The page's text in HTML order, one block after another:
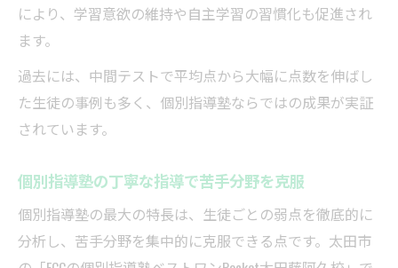
により、学習意欲の維持や自主学習の習慣化も促進され
ます。
過去には、中間テストで平均点から大幅に点数を伸ばし
た生徒の事例も多く、個別指導塾ならではの成果が実証
されています。
個別指導塾の丁寧な指導で苦手分野を克服
個別指導塾の最大の特長は、生徒ごとの弱点を徹底的に
分析し、苦手分野を集中的に克服できる点です。太田市